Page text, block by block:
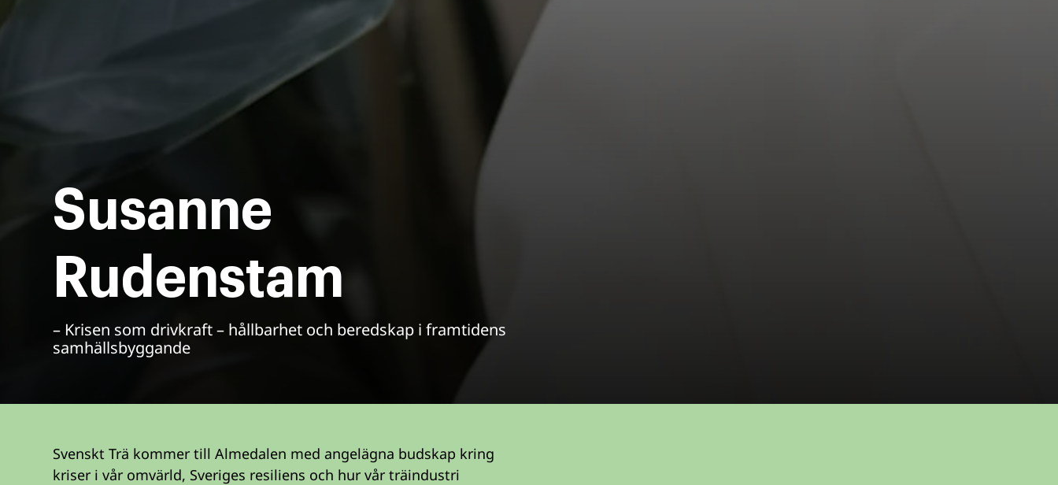
Susanne
Rudenstam
– Krisen som drivkraft – hållbarhet och beredskap i framtidens
samhällsbyggande
Svenskt Trä kommer till Almedalen med angelägna budskap kring
kriser i vår omvärld, Sveriges resiliens och hur vår träindustri